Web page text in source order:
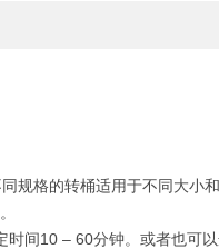
规格的转桶适用于不同大小
间10 – 60分钟。或者也可以